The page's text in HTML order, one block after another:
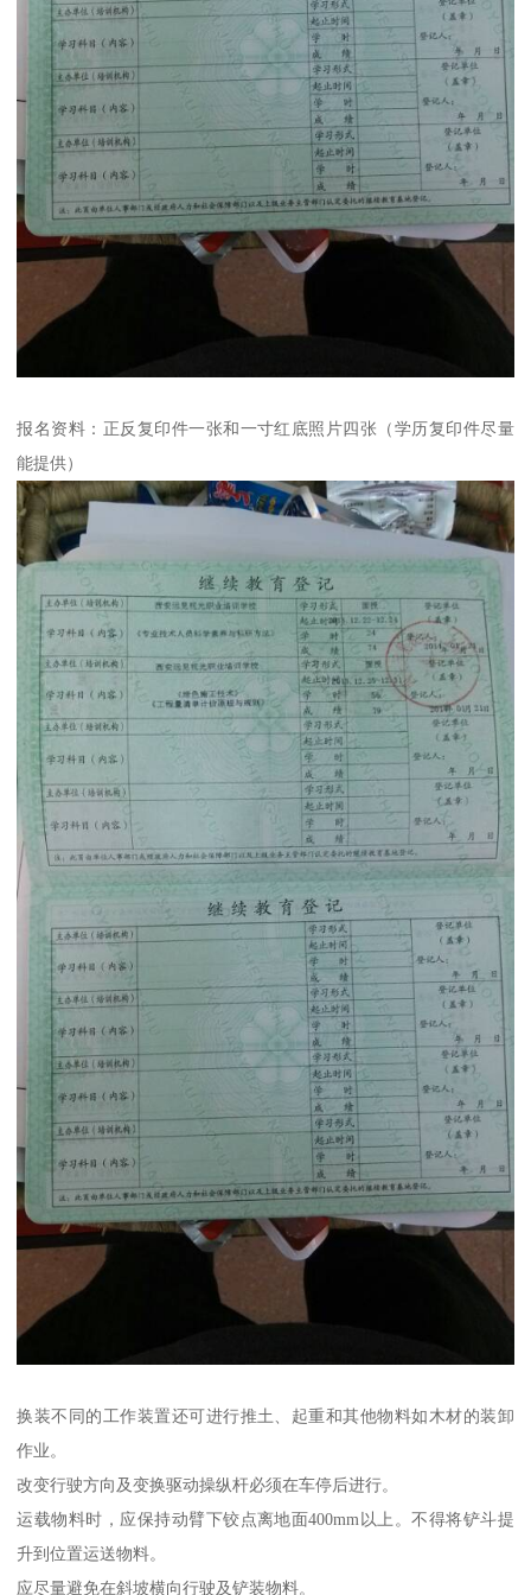
报名资料：正反复印件一张和一寸红底照片四张（学历复印件尽量
能提供）
换装不同的工作装置还可进行推土、起重和其他物料如木材的装卸
作业。
改变行驶方向及变换驱动操纵杆必须在车停后进行。
运载物料时，应保持动臂下铰点离地面400mm以上。不得将铲斗提
升到位置运送物料。
应尽量避免在斜坡横向行驶及铲装物料。